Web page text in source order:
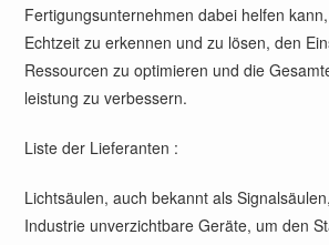
Fertigungsunternehmen dabei helfen
Echtzeit zu erkennen und zu lösen, den
Ressourcen zu optimieren und die
leistung zu verbessern.
Liste der Lieferanten :
Lichtsäulen, auch bekannt als
Industrie unverzichtbare Geräte, um den